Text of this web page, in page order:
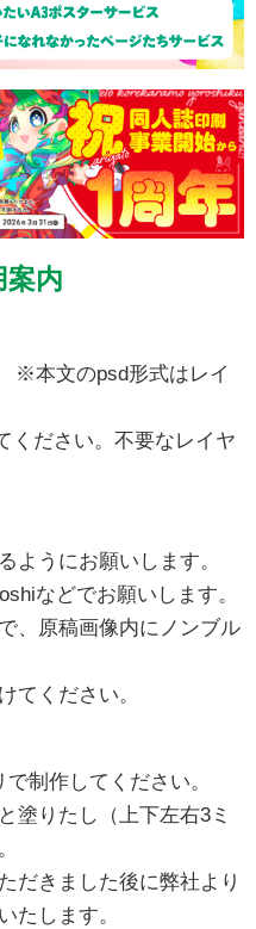
案内
※本文のpsd形式はレイ
ください。不要なレイヤ
ようにお願いします。
などでお願いします。
、原稿画像内にノンブル
てください。
制作してください。
塗りたし（上下左右3ミ
だきました後に弊社より
たします。